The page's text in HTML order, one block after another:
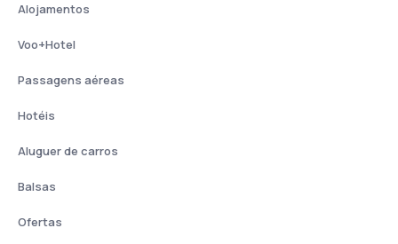
Alojamentos
Voo+Hotel
Passagens aéreas
Hotéis
Aluguer de carros
Balsas
Ofertas